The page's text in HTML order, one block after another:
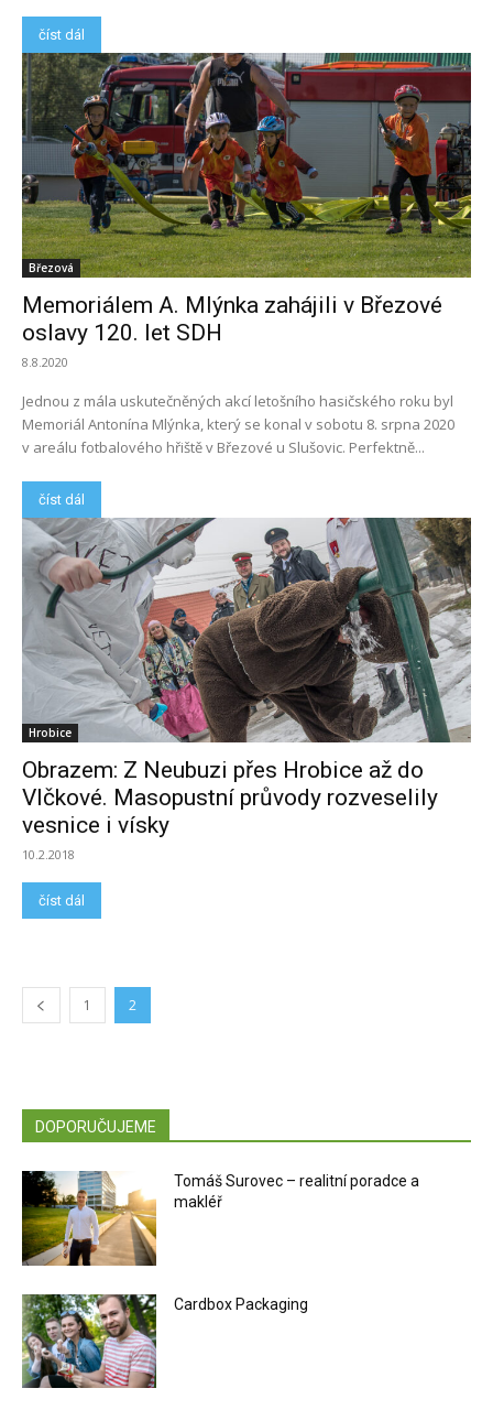
číst dál
Březová
Memoriálem A. Mlýnka zahájili v Březové
oslavy 120. let SDH
8.8.2020
Jednou z mála uskutečněných akcí letošního hasičského roku byl
Memoriál Antonína Mlýnka, který se konal v sobotu 8. srpna 2020
v areálu fotbalového hřiště v Březové u Slušovic. Perfektně...
číst dál
Hrobice
Obrazem: Z Neubuzi přes Hrobice až do
Vlčkové. Masopustní průvody rozveselily
vesnice i vísky
10.2.2018
číst dál
1 2
DOPORUČUJEME
Tomáš Surovec – realitní poradce a
makléř
Cardbox Packaging